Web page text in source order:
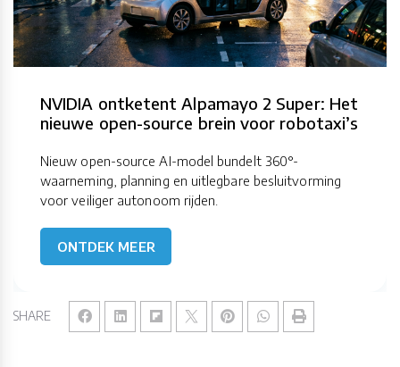
SHARE
NVIDIA ontketent Alpamayo 2 Super: Het
nieuwe open-source brein voor robotaxi’s
Nieuw open-source AI-model bundelt 360°-
waarneming, planning en uitlegbare besluitvorming
voor veiliger autonoom rijden.
ONTDEK MEER